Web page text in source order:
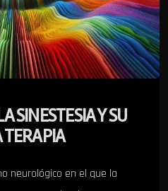
SINESTESIA Y SU
TERAPIA
neurológico en el que la